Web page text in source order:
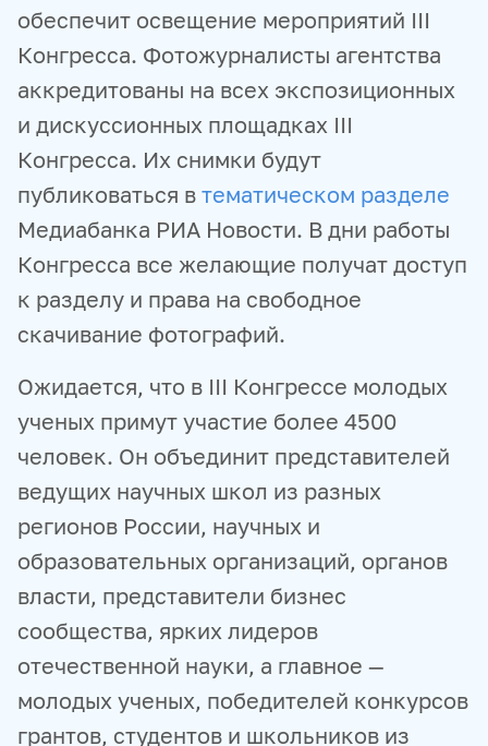
обеспечит освещение мероприятий III
Конгресса. Фотожурналисты агентства
аккредитованы на всех экспозиционных
и дискуссионных площадках III
Конгресса. Их снимки будут
публиковаться в тематическом разделе
Медиабанка РИА Новости. В дни работы
Конгресса все желающие получат доступ
к разделу и права на свободное
скачивание фотографий.
Ожидается, что в III Конгрессе молодых
ученых примут участие более 4500
человек. Он объединит представителей
ведущих научных школ из разных
регионов России, научных и
образовательных организаций, органов
власти, представители бизнес
сообщества, ярких лидеров
отечественной науки, а главное —
молодых ученых, победителей конкурсов
грантов, студентов и школьников из